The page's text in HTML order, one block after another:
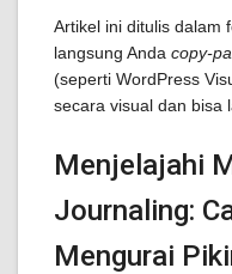
Artikel ini ditulis dalam
langsung Anda copy-
(seperti WordPress
secara visual dan bisa
Menjelajahi
Journaling:
Mengurai